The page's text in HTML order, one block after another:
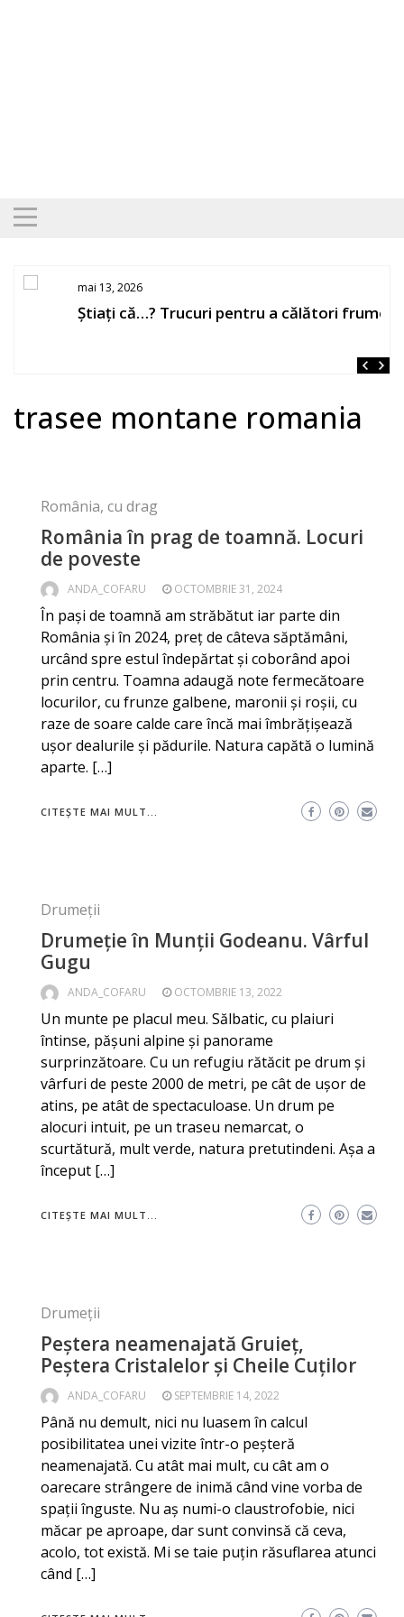
mai 13, 2026
Știați că…? Trucuri pentru a călători frumos
trasee montane romania
România, cu drag
România în prag de toamnă. Locuri
de poveste
ANDA_COFARU OCTOMBRIE 31, 2024
În pași de toamnă am străbătut iar parte din
România și în 2024, preț de câteva săptămâni,
urcând spre estul îndepărtat și coborând apoi
prin centru. Toamna adaugă note fermecătoare
locurilor, cu frunze galbene, maronii și roșii, cu
raze de soare calde care încă mai îmbrățișează
ușor dealurile și pădurile. Natura capătă o lumină
aparte. […]
CITEȘTE MAI MULT...
Drumeții
Drumeție în Munții Godeanu. Vârful
Gugu
ANDA_COFARU OCTOMBRIE 13, 2022
Un munte pe placul meu. Sălbatic, cu plaiuri
întinse, pășuni alpine și panorame
surprinzătoare. Cu un refugiu rătăcit pe drum și
vârfuri de peste 2000 de metri, pe cât de ușor de
atins, pe atât de spectaculoase. Un drum pe
alocuri intuit, pe un traseu nemarcat, o
scurtătură, mult verde, natura pretutindeni. Așa a
început […]
CITEȘTE MAI MULT...
Drumeții
Peștera neamenajată Gruieț,
Peștera Cristalelor și Cheile Cuților
ANDA_COFARU SEPTEMBRIE 14, 2022
Până nu demult, nici nu luasem în calcul
posibilitatea unei vizite într-o peșteră
neamenajată. Cu atât mai mult, cu cât am o
oarecare strângere de inimă când vine vorba de
spații înguste. Nu aș numi-o claustrofobie, nici
măcar pe aproape, dar sunt convinsă că ceva,
acolo, tot există. Mi se taie puțin răsuflarea atunci
când […]